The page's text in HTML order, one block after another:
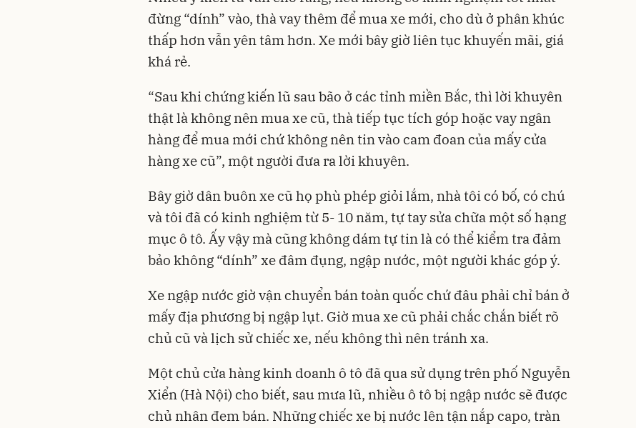
đừng “dính” vào, thà vay thêm để mua xe mới, cho dù ở phân khúc
thấp hơn vẫn yên tâm hơn. Xe mới bây giờ liên tục khuyến mãi, giá
khá rẻ.
“Sau khi chứng kiến lũ sau bão ở các tỉnh miền Bắc, thì lời khuyên
thật là không nên mua xe cũ, thà tiếp tục tích góp hoặc vay ngân
hàng để mua mới chứ không nên tin vào cam đoan của mấy cửa
hàng xe cũ”, một người đưa ra lời khuyên.
Bây giờ dân buôn xe cũ họ phù phép giỏi lắm, nhà tôi có bố, có chú
và tôi đã có kinh nghiệm từ 5- 10 năm, tự tay sửa chữa một số hạng
mục ô tô. Ấy vậy mà cũng không dám tự tin là có thể kiểm tra đảm
bảo không “dính” xe đâm đụng, ngập nước, một người khác góp ý.
Xe ngập nước giờ vận chuyển bán toàn quốc chứ đâu phải chỉ bán ở
mấy địa phương bị ngập lụt. Giờ mua xe cũ phải chắc chắn biết rõ
chủ cũ và lịch sử chiếc xe, nếu không thì nên tránh xa.
Một chủ cửa hàng kinh doanh ô tô đã qua sử dụng trên phố Nguyễn
Xiển (Hà Nội) cho biết, sau mưa lũ, nhiều ô tô bị ngập nước sẽ được
chủ nhân đem bán. Những chiếc xe bị nước lên tận nắp capo, tràn